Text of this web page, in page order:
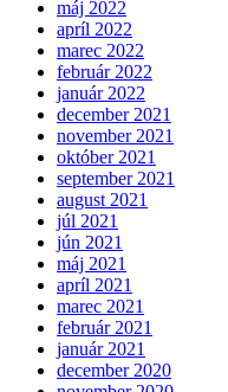
máj 2022
apríl 2022
marec 2022
február 2022
január 2022
december 2021
november 2021
október 2021
september 2021
august 2021
júl 2021
jún 2021
máj 2021
apríl 2021
marec 2021
február 2021
január 2021
december 2020